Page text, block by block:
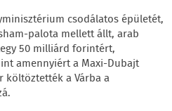
csodálatos épületét,
palota mellett állt, arab
50 milliárd forintért,
amennyiért a Maxi-Dubajt
költöztették a Várba a